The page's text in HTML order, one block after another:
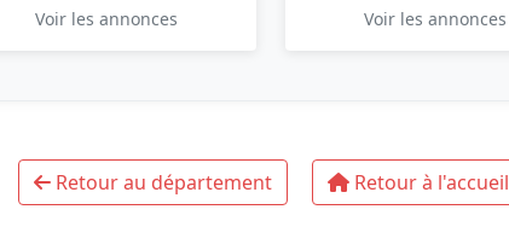
Voir les annonces Voir les annonces
Retour au département Retour à l'accueil